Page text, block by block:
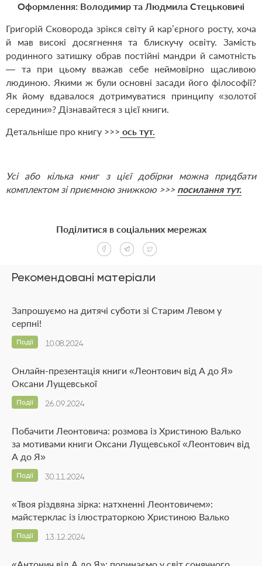
Оформлення: Володимир та Людмила Стецьковичі
Григорій Сковорода зрікся світу й кар’єрного росту, хоча
й мав високі досягнення та блискучу освіту. Замість
родинного затишку обрав постійні мандри й самотність
— та при цьому вважав себе неймовірно щасливою
людиною. Якими ж були основні засади його філософії?
Як йому вдавалося дотримуватися принципу «золотої
середини»? Дізнавайтеся з цієї книги.
Детальніше про книгу >>> ось тут.
Усі або кілька книг з цієї добірки можна придбати
комплектом зі приємною знижкою >>> посилання тут.
Рекомендовані матеріали
Запрошуємо на дитячі суботи зі Старим Левом у
серпні!
10.08.2024
Події
Онлайн-презентація книги «Леонтович від А до Я»
Оксани Лущевської
26.09.2024
Події
Побачити Леонтовича: розмова із Христиною Валько
за мотивами книги Оксани Лущевської «Леонтович від
А до Я»
30.11.2024
Події
«Твоя різдвяна зірка: натхненні Леонтовичем»:
майстерклас із ілюстраторкою Христиною Валько
13.12.2024
Події
Поділитися в соціальних мережах